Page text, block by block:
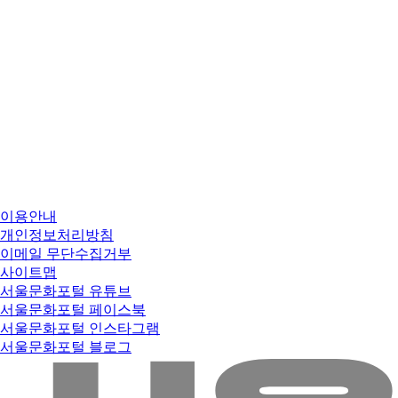
이용안내
개인정보처리방침
이메일 무단수집거부
사이트맵
서울문화포털 유튜브
서울문화포털 페이스북
서울문화포털 인스타그램
서울문화포털 블로그